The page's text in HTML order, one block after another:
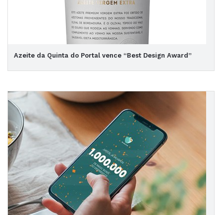
Azeite da Quinta do Portal vence “Best Design Award”